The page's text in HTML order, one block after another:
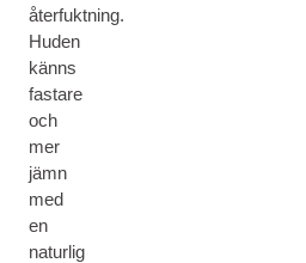
återfuktning.
Huden
känns
fastare
och
mer
jämn
med
en
naturlig